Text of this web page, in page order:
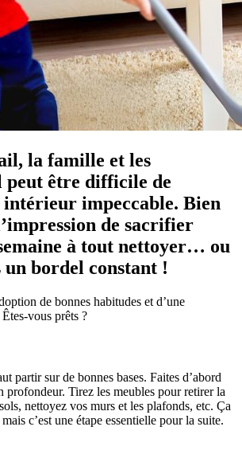
la famille et les
peut être difficile de
impeccable. Bien
de sacrifier
à tout nettoyer… ou
un bordel constant !
de bonnes habitudes et d’une
vous prêts ?
partir sur de bonnes bases. Faites d’abord
profondeur. Tirez les meubles pour retirer la
nettoyez vos murs et les plafonds, etc. Ça
c’est une étape essentielle pour la suite.